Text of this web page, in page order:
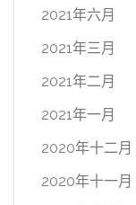
2021年六月
2021年三月
2021年二月
2021年一月
2020年十二月
2020年十一月